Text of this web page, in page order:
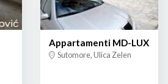
Appartamenti MD-LUX
Sutomore, Ulica Zelen